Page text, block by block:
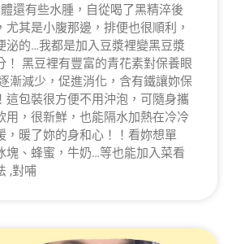
還有些水腫，自從喝了黑精淬後
尤其是小腹那邊，排便也很順利，
泌的…我都是加入豆漿裡變黑豆漿
！ 黑豆裡有豐富的青花素對保養眼
漸減少，促進消化，含有鐵讓妳保
這包裝很方便不用沖泡，可隨身攜
用，很新鮮，也能隔水加熱在冷冷
，暖了妳的身和心！！看妳想單
塊、蜂蜜，牛奶…等也能加入菜看
,對哺